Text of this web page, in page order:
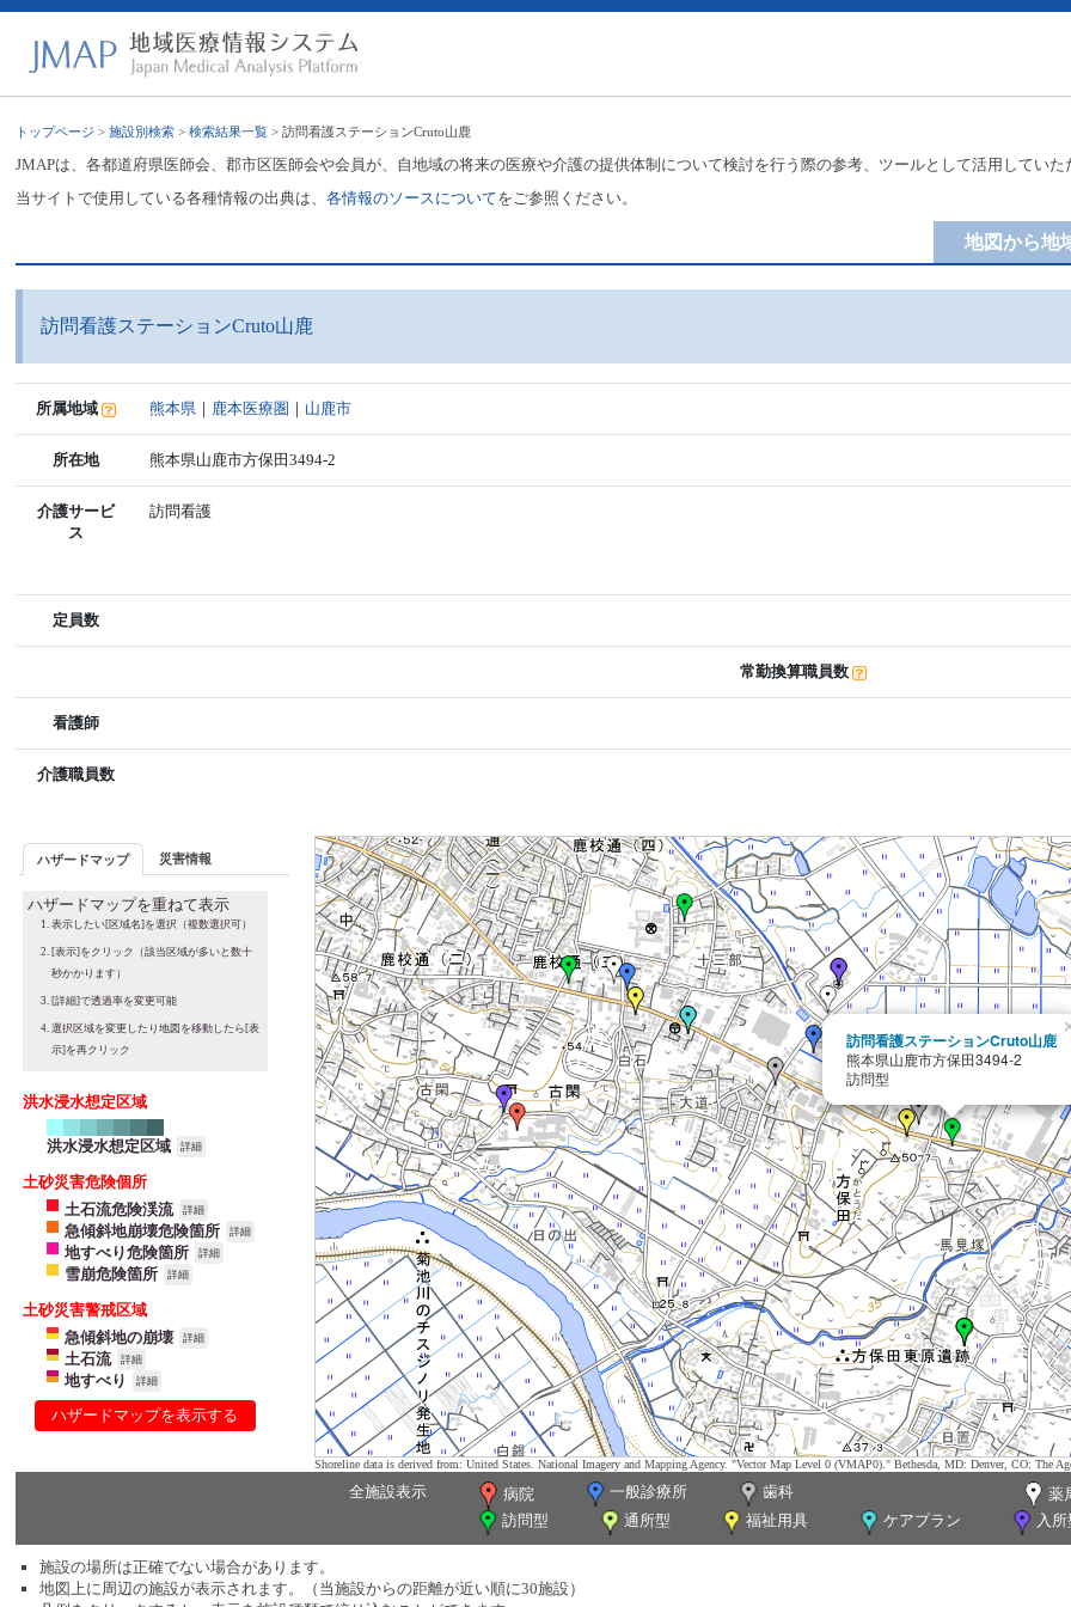
トップページ >施設別検索 >検索結果一覧 > 訪問看護ステーションCruto山鹿
JMAPは、各都道府県医師会、郡市区医師会や会員が、自地域の将来の医療や介護の提供体制について検討を行う際の参考、ツールとして活用してい
当サイトで使用している各種情報の出典は、各情報のソースについてをご参照ください。
地図から地
訪問看護ステーションCruto山鹿
所属地域 熊本県 ｜ 鹿本医療圏 ｜ 山鹿市
所在地 熊本県山鹿市方保田3494-2
介護サービ
ス
訪問看護
定員数
常勤換算職員数
看護師
介護職員数
ハザードマップ 災害情報
ハザードマップを重ねて表示
表示したい[区域名]を選択（複数選択可）
[表示]をクリック（該当区域が多いと数十
秒かかります）
[詳細]で透過率を変更可能
選択区域を変更したり地図を移動したら[表
示]を再クリック
洪水浸水想定区域
洪水浸水想定区域 詳細
土砂災害危険個所
土石流危険渓流
詳細
急傾斜地崩壊危険箇所 詳細
地すべり危険箇所 詳細
雪崩危険箇所 詳細
土砂災害警戒区域
急傾斜地の崩壊
詳細
土石流 詳細
地すべり 詳細
ハザードマップを表示する
訪問看護ステーションCruto山鹿
熊本県山鹿市方保田3494-2
訪問型
Shoreline data is derived from: United States. National Imagery and Mapping Agency. "Vector Map Level 0 (VMAP0)." Bethesda, MD: Denver, CO: The
全施設表示 病院 一般診療所 歯科
薬
訪問型
通所型 福祉用具 ケアプラン 入所
施設の場所は正確でない場合があります。
地図上に周辺の施設が表示されます。（当施設からの距離が近い順に30施設）